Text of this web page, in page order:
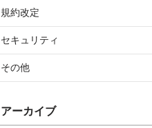
規約改定
セキュリティ
その他
アーカイブ